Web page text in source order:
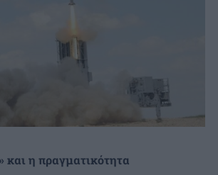
και η πραγματικότητα